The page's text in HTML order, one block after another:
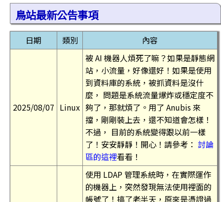
鳥站最新公告事項
日期 類別 內容
2025/08/07 Linux
被 AI 機器人煩死了嘛？如果是靜態網
站，小流量，好像還好！如果是使用
到資料庫的系統，被抓資料是沒什
麼， 問題是系統流量爆炸或穩定度不
夠了，那就煩了。用了 Anubis 來
擋，剛剛裝上去，還不知道會怎樣！
不過， 目前的系統變得跟以前一樣
了！安安靜靜！開心！請參考： 討論
區的這裡看看！
使用 LDAP 管理系統時，在實際運作
的機器上，突然發現無法使用裡面的
帳號了！搞了老半天，原來是憑證過